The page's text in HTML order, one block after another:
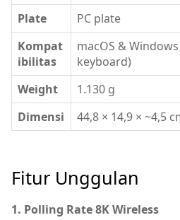
Plate
PC plate
Kompat
ibilitas
macOS &
keyboard)
Weight
1.130 g
Dimensi
44,8 × 14,9 × ~4,5
Fitur Unggulan
1. Polling Rate 8K Wireless